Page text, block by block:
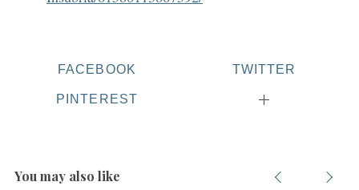
FACEBOOK TWITTER
PINTEREST
You may also like